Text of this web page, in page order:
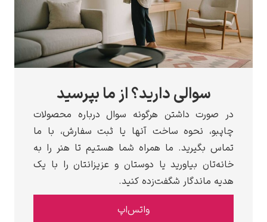
سوالی دارید؟ از ما بپرسید
داشتن هرگونه سوال درباره محصولات
نحوه ساخت آنها یا ثبت سفارش، با ما
بگیرید. ما همراه شما هستیم تا هنر را به
بیاورید یا دوستان و عزیزانتان را با یک
ماندگار شگفت‌زده کنید.